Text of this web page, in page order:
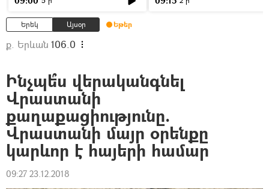
Երեկ Այսօր Եթեր
ք. Երևան 106.0
Ինչպե՞ս վերականգնել
Վրաստանի
քաղաքացիությունը.
Վրաստանի մայր օրենքը
կարևոր է հայերի համար
09:27 23.12.2018